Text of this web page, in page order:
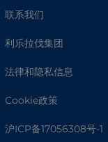
联系我们
利乐拉伐集团
法律和隐私信息
Cookie政策
沪ICP备17056308号-1